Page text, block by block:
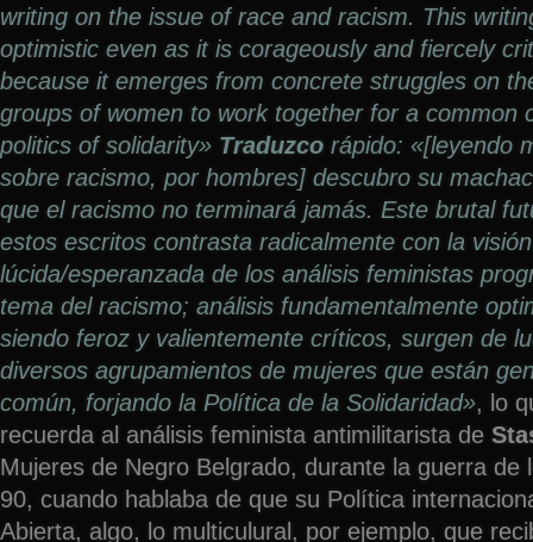
writing on the issue of race and racism. This
optimistic even as it is corageously and fiercely
because it emerges from concrete struggles on
groups of women to work together for a common
politics of solidarity» Traduzco rápido: «[leyendo
sobre racismo, por hombres] descubro su
que el racismo no terminará jamás. Este brutal
estos escritos contrasta radicalmente con la
lúcida/esperanzada de los análisis feministas
tema del racismo; análisis fundamentalmente
siendo feroz y valientemente críticos, surgen de
diversos agrupamientos de mujeres que están
común, forjando la Política de la Solidaridad», lo
recuerda al análisis feminista antimilitarista de
Mujeres de Negro Belgrado, durante la guerra de
90, cuando hablaba de que su Política
Abierta, algo, lo multiculural, por ejemplo, que